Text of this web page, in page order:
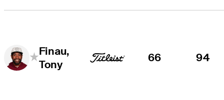
Finau,
Tony
66 94